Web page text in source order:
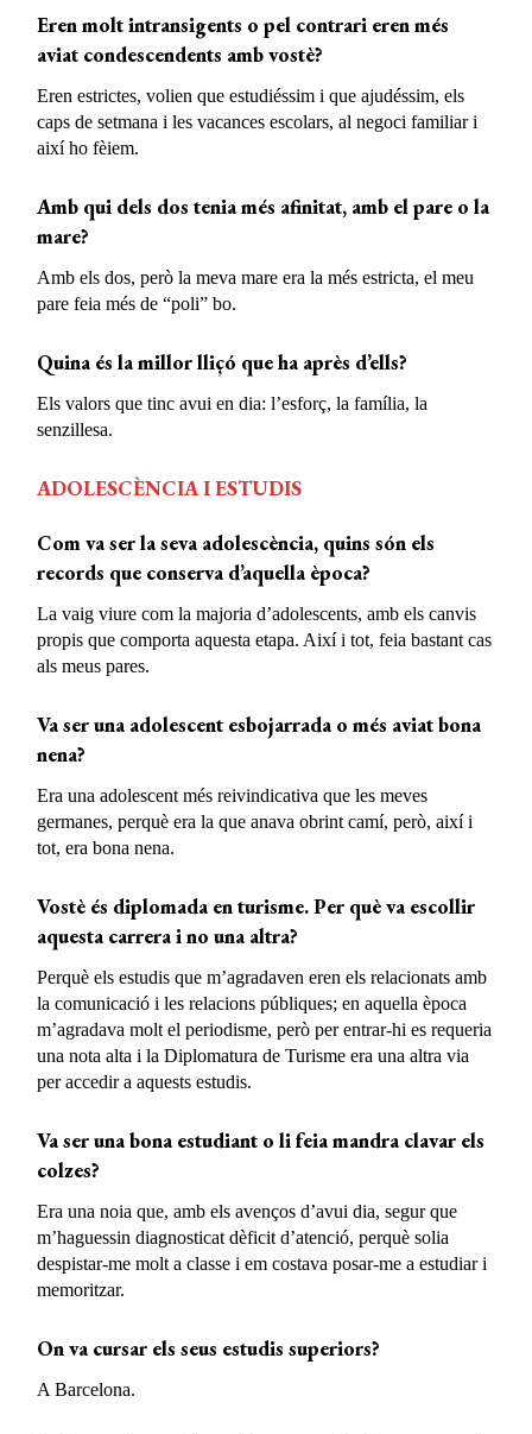
Eren molt intransigents o pel contrari eren més
aviat condescendents amb vostè?
Eren estrictes, volien que estudiéssim i que ajudéssim, els
caps de setmana i les vacances escolars, al negoci familiar i
així ho fèiem.
Amb qui dels dos tenia més afinitat, amb el pare o la
mare?
Amb els dos, però la meva mare era la més estricta, el meu
pare feia més de “poli” bo.
Quina és la millor lliçó que ha après d’ells?
Els valors que tinc avui en dia: l’esforç, la família, la
senzillesa.
ADOLESCÈNCIA I ESTUDIS
Com va ser la seva adolescència, quins són els
records que conserva d’aquella època?
La vaig viure com la majoria d’adolescents, amb els canvis
propis que comporta aquesta etapa. Així i tot, feia bastant cas
als meus pares.
Va ser una adolescent esbojarrada o més aviat bona
nena?
Era una adolescent més reivindicativa que les meves
germanes, perquè era la que anava obrint camí, però, així i
tot, era bona nena.
Vostè és diplomada en turisme. Per què va escollir
aquesta carrera i no una altra?
Perquè els estudis que m’agradaven eren els relacionats amb
la comunicació i les relacions públiques; en aquella època
m’agradava molt el periodisme, però per entrar-hi es requeria
una nota alta i la Diplomatura de Turisme era una altra via
per accedir a aquests estudis.
Va ser una bona estudiant o li feia mandra clavar els
colzes?
Era una noia que, amb els avenços d’avui dia, segur que
m’haguessin diagnosticat dèficit d’atenció, perquè solia
despistar-me molt a classe i em costava posar-me a estudiar i
memoritzar.
On va cursar els seus estudis superiors?
A Barcelona.